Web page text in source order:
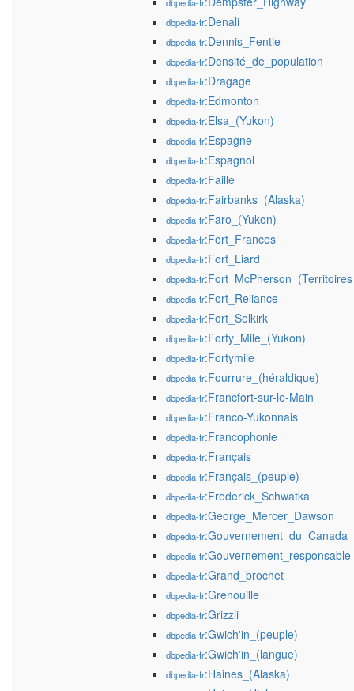
dbpedia-fr:Denali
dbpedia-fr:Dennis_Fentie
dbpedia-fr:Densité_de_population
dbpedia-fr:Dragage
dbpedia-fr:Edmonton
dbpedia-fr:Elsa_(Yukon)
dbpedia-fr:Espagne
dbpedia-fr:Espagnol
dbpedia-fr:Faille
dbpedia-fr:Fairbanks_(Alaska)
dbpedia-fr:Faro_(Yukon)
dbpedia-fr:Fort_Frances
dbpedia-fr:Fort_Liard
dbpedia-fr
dbpedia-fr:Fort_Reliance
dbpedia-fr:Fort_Selkirk
dbpedia-fr:Forty_Mile_(Yukon)
dbpedia-fr:Fortymile
dbpedia-fr:Fourrure_(héraldique)
dbpedia-fr:Francfort-sur-le-Main
dbpedia-fr:Franco-Yukonnais
dbpedia-fr:Francophonie
dbpedia-fr:Français
dbpedia-fr:Français_(peuple)
dbpedia-fr:Frederick_Schwatka
dbpedia-fr:George_Mercer_Dawson
dbpedia-fr:Gouvernement_du_Canada
dbpedia-fr:Gouvernement_responsable
dbpedia-fr:Grand_brochet
dbpedia-fr:Grenouille
dbpedia-fr:Grizzli
dbpedia-fr:Gwich'in_(peuple)
dbpedia-fr:Gwichʼin_(langue)
dbpedia-fr:Haines_(Alaska)